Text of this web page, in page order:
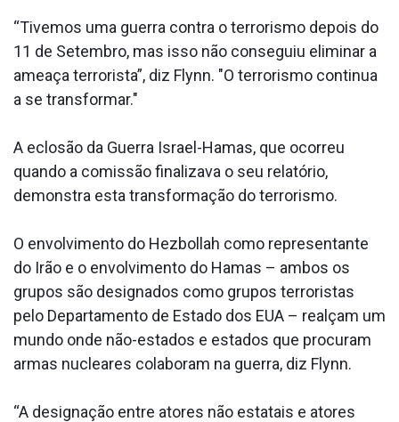
“Tivemos uma guerra contra o terrorismo depois do
11 de Setembro, mas isso não conseguiu eliminar a
ameaça terrorista”, diz Flynn. "O terrorismo continua
a se transformar."
A eclosão da Guerra Israel-Hamas, que ocorreu
quando a comissão finalizava o seu relatório,
demonstra esta transformação do terrorismo.
O envolvimento do Hezbollah como representante
do Irão e o envolvimento do Hamas – ambos os
grupos são designados como grupos terroristas
pelo Departamento de Estado dos EUA – realçam um
mundo onde não-estados e estados que procuram
armas nucleares colaboram na guerra, diz Flynn.
“A designação entre atores não estatais e atores